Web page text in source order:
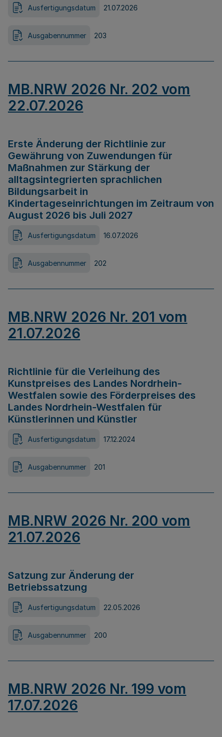
Ausfertigungsdatum 21.07.2026
Ausgabennummer 203
MB.NRW 2026 Nr. 202 vom
22.07.2026
Erste Änderung der Richtlinie zur
Gewährung von Zuwendungen für
Maßnahmen zur Stärkung der
alltagsintegrierten sprachlichen
Bildungsarbeit in
Kindertageseinrichtungen im Zeitraum von
August 2026 bis Juli 2027
Ausfertigungsdatum 16.07.2026
Ausgabennummer 202
MB.NRW 2026 Nr. 201 vom
21.07.2026
Richtlinie für die Verleihung des
Kunstpreises des Landes Nordrhein-
Westfalen sowie des Förderpreises des
Landes Nordrhein-Westfalen für
Künstlerinnen und Künstler
Ausfertigungsdatum 17.12.2024
Ausgabennummer 201
MB.NRW 2026 Nr. 200 vom
21.07.2026
Satzung zur Änderung der
Betriebssatzung
Ausfertigungsdatum 22.05.2026
Ausgabennummer 200
MB.NRW 2026 Nr. 199 vom
17.07.2026